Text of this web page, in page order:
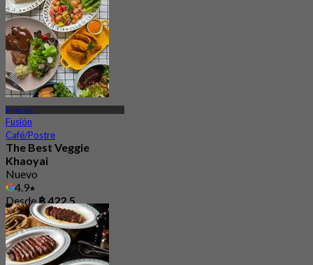
Khao Yai
Fusión
Café/Postre
The Best Veggie
Khaoyai
Nuevo
4.9
Desde ฿ 422.5